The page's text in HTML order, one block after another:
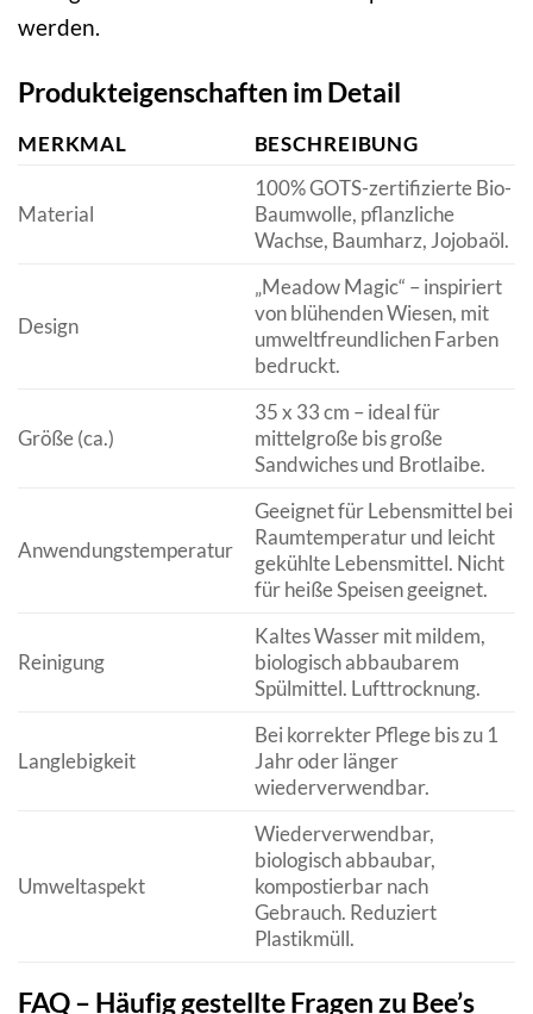
werden.
Produkteigenschaften im Detail
MERKMAL BESCHREIBUNG
Material
100% GOTS-zertifizierte Bio-
Baumwolle, pflanzliche
Wachse, Baumharz, Jojobaöl.
Design
„Meadow Magic“ – inspiriert
von blühenden Wiesen, mit
umweltfreundlichen Farben
bedruckt.
Größe (ca.)
35 x 33 cm – ideal für
mittelgroße bis große
Sandwiches und Brotlaibe.
Anwendungstemperatur
Geeignet für Lebensmittel bei
Raumtemperatur und leicht
gekühlte Lebensmittel. Nicht
für heiße Speisen geeignet.
Reinigung
Kaltes Wasser mit mildem,
biologisch abbaubarem
Spülmittel. Lufttrocknung.
Langlebigkeit
Bei korrekter Pflege bis zu 1
Jahr oder länger
wiederverwendbar.
Umweltaspekt
Wiederverwendbar,
biologisch abbaubar,
kompostierbar nach
Gebrauch. Reduziert
Plastikmüll.
FAQ – Häufig gestellte Fragen zu Bee’s